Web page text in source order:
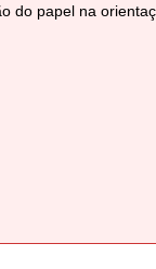
do papel na